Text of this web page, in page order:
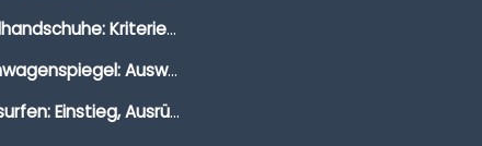
Segelhandschuhe: Kriterien, Materialien & Tipps
Wohnwagenspiegel: Auswahl, Preise & Montage
Windsurfen: Einstieg, Ausrüstung & Tipps